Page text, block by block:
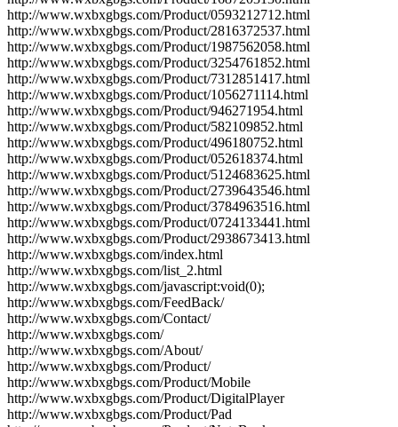
http://www.wxbxgbgs.com/Product/0593212712.html
http://www.wxbxgbgs.com/Product/2816372537.html
http://www.wxbxgbgs.com/Product/1987562058.html
http://www.wxbxgbgs.com/Product/3254761852.html
http://www.wxbxgbgs.com/Product/7312851417.html
http://www.wxbxgbgs.com/Product/1056271114.html
http://www.wxbxgbgs.com/Product/946271954.html
http://www.wxbxgbgs.com/Product/582109852.html
http://www.wxbxgbgs.com/Product/496180752.html
http://www.wxbxgbgs.com/Product/052618374.html
http://www.wxbxgbgs.com/Product/5124683625.html
http://www.wxbxgbgs.com/Product/2739643546.html
http://www.wxbxgbgs.com/Product/3784963516.html
http://www.wxbxgbgs.com/Product/0724133441.html
http://www.wxbxgbgs.com/Product/2938673413.html
http://www.wxbxgbgs.com/index.html
http://www.wxbxgbgs.com/list_2.html
http://www.wxbxgbgs.com/javascript:void(0);
http://www.wxbxgbgs.com/FeedBack/
http://www.wxbxgbgs.com/Contact/
http://www.wxbxgbgs.com/
http://www.wxbxgbgs.com/About/
http://www.wxbxgbgs.com/Product/
http://www.wxbxgbgs.com/Product/Mobile
http://www.wxbxgbgs.com/Product/DigitalPlayer
http://www.wxbxgbgs.com/Product/Pad